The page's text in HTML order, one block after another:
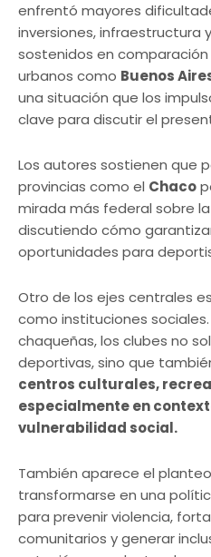
enfrentó mayores
inversiones, infraestructura
sostenidos en
urbanos como Buenos
una situación que los
clave para discutir el
Los autores sostienen que
provincias como el Chaco
mirada más federal sobre
discutiendo cómo
oportunidades para
Otro de los ejes centrales
como instituciones
chaqueñas, los clubes no
deportivas, sino que
centros culturales,
especialmente en
vulnerabilidad social.
También aparece el
transformarse en una
para prevenir violencia,
comunitarios y generar